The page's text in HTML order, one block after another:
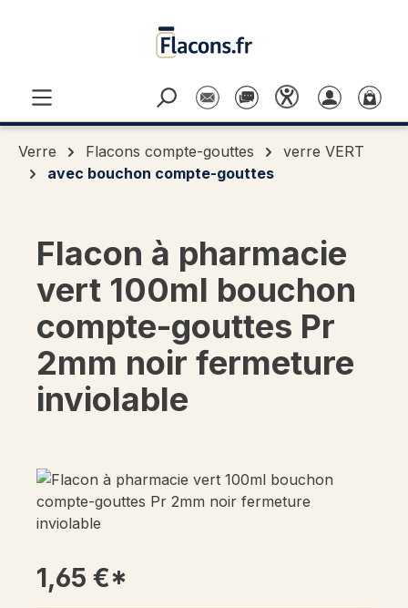
Verre Flacons compte-gouttes
verre VERT
avec bouchon compte-gouttes
Flacon à pharmacie
vert 100ml bouchon
compte-gouttes Pr
2mm noir fermeture
inviolable
1,65 €*